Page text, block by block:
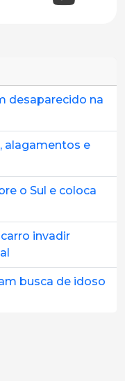
desaparecido na
alagamentos e
o Sul e coloca
invadir
busca de idoso